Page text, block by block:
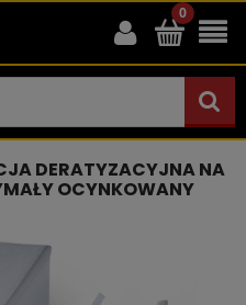
DERATYZACYJNA NA
OCYNKOWANY